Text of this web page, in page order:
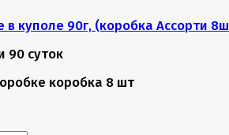
куполе 90г, (коробка Ассорти
90 суток
коробка 8 шт